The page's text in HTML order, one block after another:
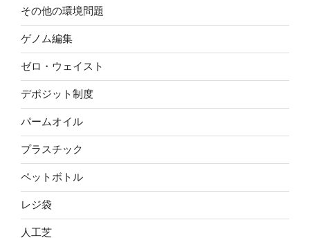
その他の環境問題
ゲノム編集
ゼロ・ウェイスト
デポジット制度
パームオイル
プラスチック
ペットボトル
レジ袋
人工芝